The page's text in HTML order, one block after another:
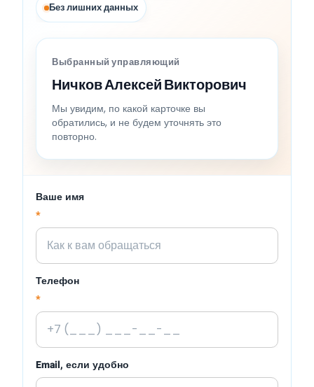
Без лишних данных
Выбранный управляющий
Ничков Алексей Викторович
Мы увидим, по какой карточке вы
обратились, и не будем уточнять это
повторно.
Ваше имя
*
Телефон
*
Email, если удобно